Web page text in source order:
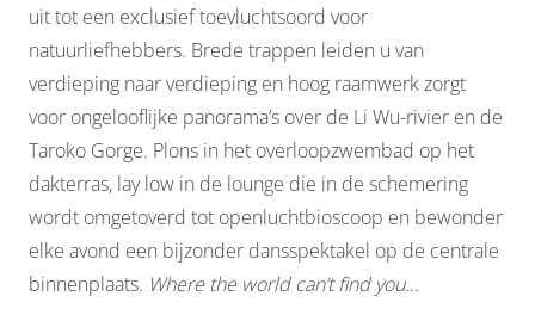
uit tot een exclusief toevluchtsoord voor
natuurliefhebbers. Brede trappen leiden u van
verdieping naar verdieping en hoog raamwerk zorgt
voor ongelooflijke panorama’s over de Li Wu-rivier en de
Taroko Gorge. Plons in het overloopzwembad op het
dakterras, lay low in de lounge die in de schemering
wordt omgetoverd tot openluchtbioscoop en bewonder
elke avond een bijzonder dansspektakel op de centrale
binnenplaats. Where the world can’t find you…